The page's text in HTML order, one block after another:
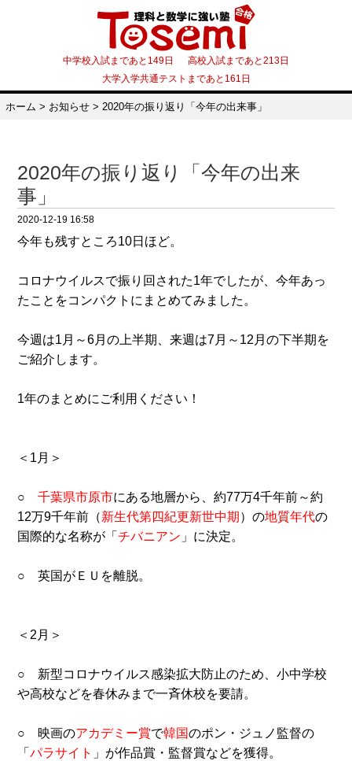
中学校入試まであと149日 高校入試まであと213日
大学入学共通テストまであと161日
ホーム > お知らせ> 2020年の振り返り「今年の出来事」
2020年の振り返り「今年の出来
事」
2020-12-19 16:58
今年も残すところ10日ほど。
コロナウイルスで振り回された1年でしたが、今年あっ
たことをコンパクトにまとめてみました。
今週は1月～6月の上半期、来週は7月～12月の下半期を
ご紹介します。
1年のまとめにご利用ください！
＜1月＞
○千葉県市原市にある地層から、約77万4千年前～約
12万9千年前（新生代第四紀更新世中期 ）の地質年代の
国際的な名称が「チバニアン 」に決定。
○ 英国がＥＵを離脱。
＜2月＞
○ 新型コロナウイルス感染拡大防止のため、小中学校
や高校などを春休みまで一斉休校を要請。
○ 映画のアカデミー賞で韓国のポン・ジュノ監督の
「パラサイト 」が作品賞・監督賞などを獲得。